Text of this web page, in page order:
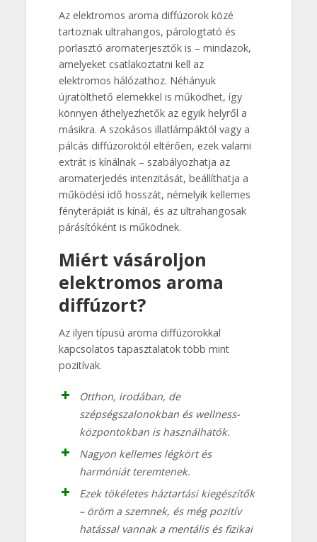
Az elektromos aroma diffúzorok közé
tartoznak ultrahangos, párologtató és
porlasztó aromaterjesztők is – mindazok,
amelyeket csatlakoztatni kell az
elektromos hálózathoz. Néhányuk
újratölthető elemekkel is működhet, így
könnyen áthelyezhetők az egyik helyről a
másikra. A szokásos illatlámpáktól vagy a
pálcás diffúzoroktól eltérően, ezek valami
extrát is kínálnak – szabályozhatja az
aromaterjedés intenzitását, beállíthatja a
működési idő hosszát, némelyik kellemes
fényterápiát is kínál, és az ultrahangosak
párásítóként is működnek.
Miért vásároljon
elektromos aroma
diffúzort?
Az ilyen típusú aroma diffúzorokkal
kapcsolatos tapasztalatok több mint
pozitívak.
Otthon, irodában, de
szépségszalonokban és wellness-
központokban is használhatók.
Nagyon kellemes légkört és
harmóniát teremtenek.
Ezek tökéletes háztartási kiegészítők
– öröm a szemnek, és még pozitív
hatással vannak a mentális és fizikai